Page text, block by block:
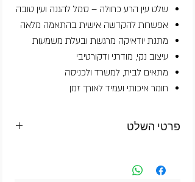
שלט עין הרע כחולה – סמל להגנה ועין טובה
אפשרות להקדשה אישית בהתאמה מלאה
מתנת יודאיקה מרגשת ובעלת משמעות
עיצוב נקי, מודרני ודקורטיבי
מתאים לבית, למשרד ולכניסה
חומר איכותי ועמיד לאורך זמן
פרטי השלט
עובי